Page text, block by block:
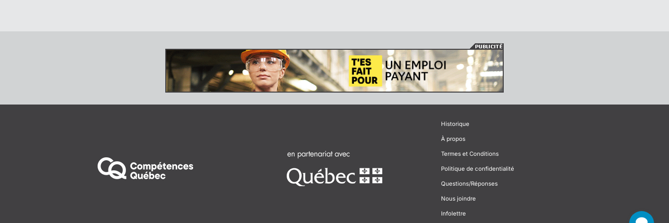
Historique
À propos
Termes et Conditions
Politique de confidentialité
Questions/Réponses
Nous joindre
Infolettre